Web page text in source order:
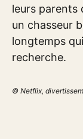
leurs parents
un chasseur
longtemps
recherche.
© Netflix,